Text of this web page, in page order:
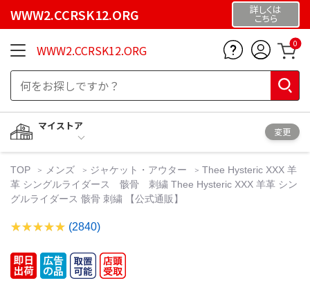
WWW2.CCRSK12.ORG 詳しくは
こちら
WWW2.CCRSK12.ORG 0
マイストア
変更
TOP メンズ ジャケット・アウター
Thee Hysteric XXX 羊
革 シングルライダース 骸骨 刺繍 Thee Hysteric XXX 羊革 シン
グルライダース 骸骨 刺繍 【公式通販】
(2840)